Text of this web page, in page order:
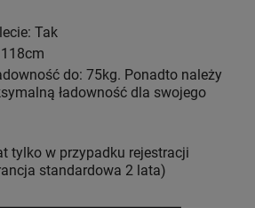
Tak
118cm
do: 75kg. Ponadto należy
ładowność dla swojego
tylko w przypadku rejestracji
standardowa 2 lata)